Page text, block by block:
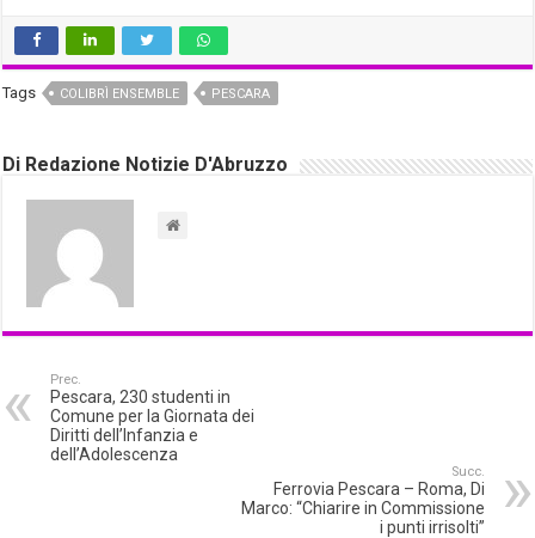
Tags COLIBRÌ ENSEMBLE PESCARA
Di Redazione Notizie D'Abruzzo
Prec.
Pescara, 230 studenti in
Comune per la Giornata dei
Diritti dell’Infanzia e
dell’Adolescenza
Succ.
Ferrovia Pescara – Roma, Di
Marco: “Chiarire in Commissione
i punti irrisolti”